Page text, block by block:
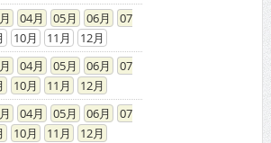
04 05 06
07
10 11
12
04 05 06
07
10 11
12
04 05 06
07
10 11
12